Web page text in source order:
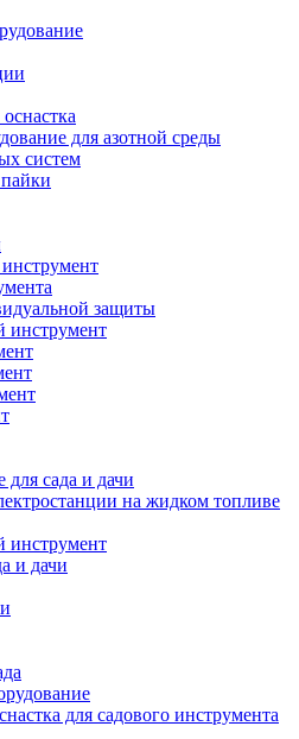
для азотной среды
систем
защиты
инструмент
для сада и дачи
на жидком топливе
инструмент
и дачи
для садового инструмента